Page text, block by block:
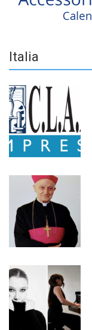
Italia